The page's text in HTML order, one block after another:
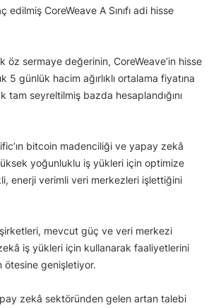
edilmiş CoreWeave A Sınıfı adi hisse
öz sermaye değerinin, CoreWeave’in hisse
5 günlük hacim ağırlıklı ortalama fiyatına
tam seyreltilmiş bazda hesaplandığını
bitcoin madenciliği ve yapay zekâ
yoğunluklu iş yükleri için optimize
enerji verimli veri merkezleri işlettiğini
mevcut güç ve veri merkezi
iş yükleri için kullanarak faaliyetlerini
ötesine genişletiyor.
zekâ sektöründen gelen artan talebi